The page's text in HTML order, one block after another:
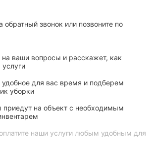
обратный звонок или позвоните по
ваши вопросы и расскажет, как
услуги
для вас время и подберем
уборки
приедут на объект с необходимым
наши услуги любым удобным для